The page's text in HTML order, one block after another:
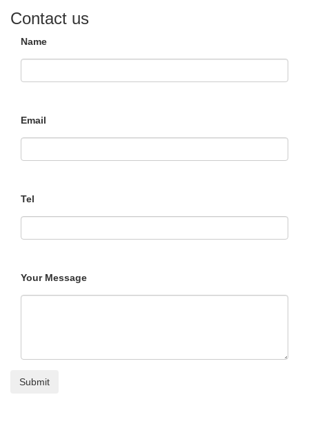
Contact us
Name
Email
Tel
Your Message